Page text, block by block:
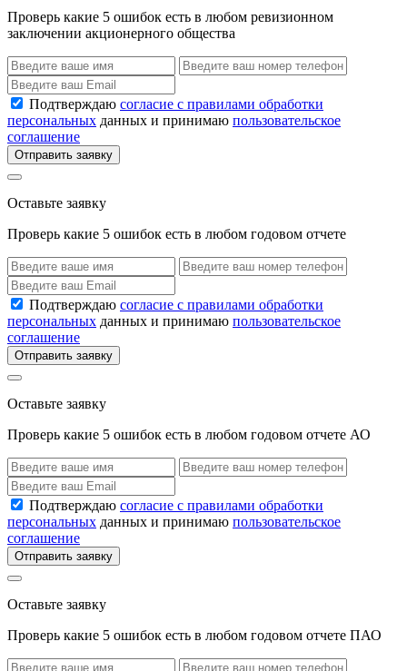
Проверь какие 5 ошибок есть в любом ревизионном
заключении акционерного общества
Подтверждаю согласие с правилами обработки
персональных данных и принимаю пользовательское
соглашение
Отправить заявку
Оставьте заявку
Проверь какие 5 ошибок есть в любом годовом отчете
Подтверждаю согласие с правилами обработки
персональных данных и принимаю пользовательское
соглашение
Отправить заявку
Оставьте заявку
Проверь какие 5 ошибок есть в любом годовом отчете АО
Подтверждаю согласие с правилами обработки
персональных данных и принимаю пользовательское
соглашение
Отправить заявку
Оставьте заявку
Проверь какие 5 ошибок есть в любом годовом отчете ПАО